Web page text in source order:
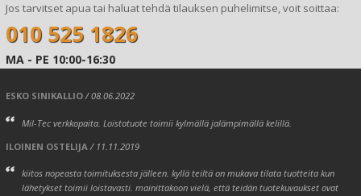
Jos tarvitset apua tai haluat tehdä tilauksen puhelimitse, voit soittaa:
010 525 1826
MA - PE 10:00-16:30
ESKO SINIKALLIO/ 08.06.2022
Mil-Tec verkkopaita. Loistotuote toimii kylmällä jalämpimällä kelillä.
ILOINEN OSTELIJA / 11.11.2019
kiitos nopeasta toimituksesta jälleen. kyllä teiltä on mukava tilata tuotteita kun
lähetykset toimii loistavasti. mainittakoon vielä, että teidän tuotekuvaukset ovat